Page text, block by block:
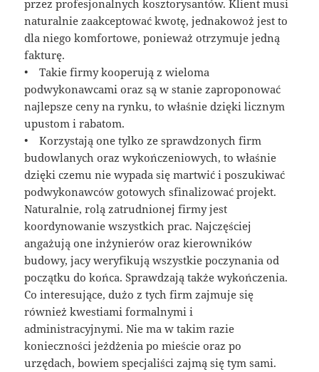
przez profesjonalnych kosztorysantów. Klient musi
naturalnie zaakceptować kwotę, jednakowoż jest to
dla niego komfortowe, ponieważ otrzymuje jedną
fakturę.
• Takie firmy kooperują z wieloma
podwykonawcami oraz są w stanie zaproponować
najlepsze ceny na rynku, to właśnie dzięki licznym
upustom i rabatom.
• Korzystają one tylko ze sprawdzonych firm
budowlanych oraz wykończeniowych, to właśnie
dzięki czemu nie wypada się martwić i poszukiwać
podwykonawców gotowych sfinalizować projekt.
Naturalnie, rolą zatrudnionej firmy jest
koordynowanie wszystkich prac. Najczęściej
angażują one inżynierów oraz kierowników
budowy, jacy weryfikują wszystkie poczynania od
początku do końca. Sprawdzają także wykończenia.
Co interesujące, dużo z tych firm zajmuje się
również kwestiami formalnymi i
administracyjnymi. Nie ma w takim razie
konieczności jeżdżenia po mieście oraz po
urzędach, bowiem specjaliści zajmą się tym sami.